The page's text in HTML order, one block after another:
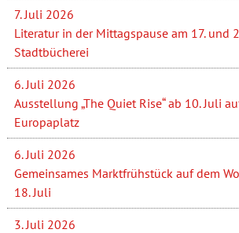
7. Juli 2026
Literatur in der Mittagspause am 17. und
Stadtbücherei
6. Juli 2026
Ausstellung „The Quiet Rise“ ab 10. Juli
Europaplatz
6. Juli 2026
Gemeinsames Marktfrühstück auf dem
18. Juli
3. Juli 2026